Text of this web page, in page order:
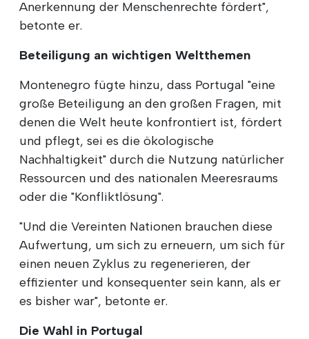
Anerkennung der Menschenrechte fördert",
betonte er.
Beteiligung an wichtigen Weltthemen
Montenegro fügte hinzu, dass Portugal "eine
große Beteiligung an den großen Fragen, mit
denen die Welt heute konfrontiert ist, fördert
und pflegt, sei es die ökologische
Nachhaltigkeit" durch die Nutzung natürlicher
Ressourcen und des nationalen Meeresraums
oder die "Konfliktlösung".
"Und die Vereinten Nationen brauchen diese
Aufwertung, um sich zu erneuern, um sich für
einen neuen Zyklus zu regenerieren, der
effizienter und konsequenter sein kann, als er
es bisher war", betonte er.
Die Wahl in Portugal